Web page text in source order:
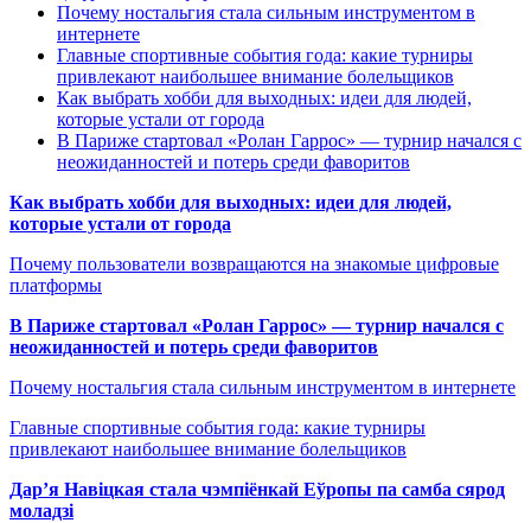
Почему ностальгия стала сильным инструментом в
интернете
Главные спортивные события года: какие турниры
привлекают наибольшее внимание болельщиков
Как выбрать хобби для выходных: идеи для людей,
которые устали от города
В Париже стартовал «Ролан Гаррос» — турнир начался с
неожиданностей и потерь среди фаворитов
Как выбрать хобби для выходных: идеи для людей,
которые устали от города
Почему пользователи возвращаются на знакомые цифровые
платформы
В Париже стартовал «Ролан Гаррос» — турнир начался с
неожиданностей и потерь среди фаворитов
Почему ностальгия стала сильным инструментом в интернете
Главные спортивные события года: какие турниры
привлекают наибольшее внимание болельщиков
Дар’я Навіцкая стала чэмпіёнкай Еўропы па самба сярод
моладзі